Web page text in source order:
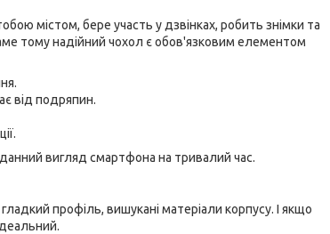
містом, бере участь у дзвінках, робить знімки та
тому надійний чохол є обов'язковим елементом
від подряпин.
вигляд смартфона на тривалий час.
профіль, вишукані матеріали корпусу. І якщо